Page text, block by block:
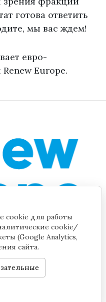
готова ответить
мы вас ждем!
евро-
Europe.
Настройки cookie
cookie для работы
cookie/
(Google Analytics,
сайта.